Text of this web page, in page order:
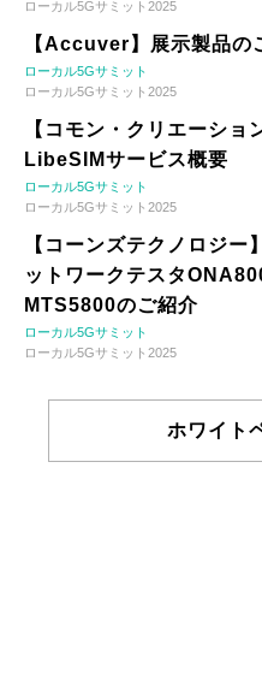
ローカル5Gサミット2025
【Accuver】展示製品の
ローカル5Gサミット
ローカル5Gサミット2025
【コモン・クリエーシ
LibeSIMサービス概要
ローカル5Gサミット
ローカル5Gサミット2025
【コーンズテクノロジ
ットワークテスタ
MTS5800のご紹介
ローカル5Gサミット
ローカル5Gサミット2025
ホワイト